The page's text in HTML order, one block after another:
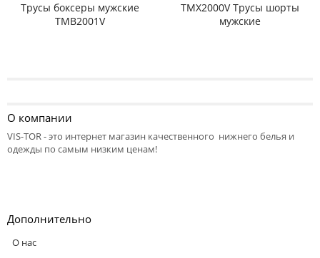
Трусы боксеры мужские
TMB2001V
TMX2000V Трусы шорты
мужские
О компании
VIS-TOR - это интернет магазин качественного нижнего белья и
одежды по самым низким ценам!
Дополнительно
О нас